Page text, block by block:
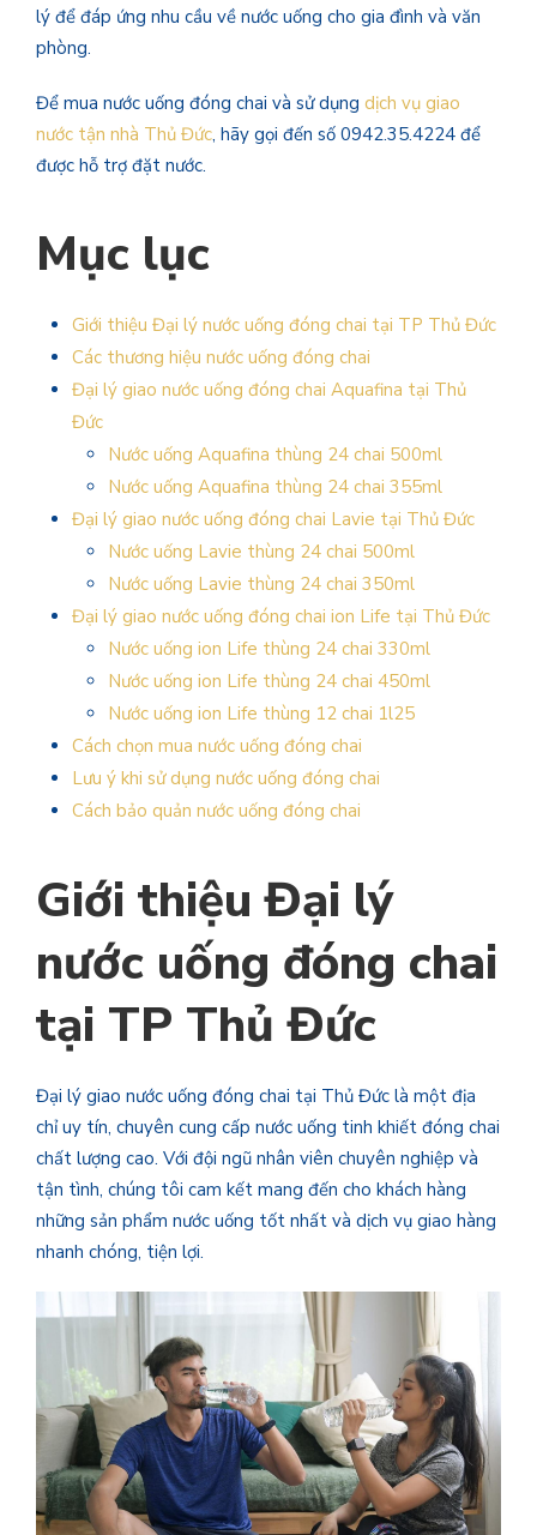
lý để đáp ứng nhu cầu về nước uống cho gia đình và văn
phòng.
Để mua nước uống đóng chai và sử dụng dịch vụ giao
nước tận nhà Thủ Đức, hãy gọi đến số 0942.35.4224 để
được hỗ trợ đặt nước.
Mục lục
Giới thiệu Đại lý nước uống đóng chai tại TP Thủ Đức
Các thương hiệu nước uống đóng chai
Đại lý giao nước uống đóng chai Aquafina tại Thủ
Đức
Nước uống Aquafina thùng 24 chai 500ml
Nước uống Aquafina thùng 24 chai 355ml
Đại lý giao nước uống đóng chai Lavie tại Thủ Đức
Nước uống Lavie thùng 24 chai 500ml
Nước uống Lavie thùng 24 chai 350ml
Đại lý giao nước uống đóng chai ion Life tại Thủ Đức
Nước uống ion Life thùng 24 chai 330ml
Nước uống ion Life thùng 24 chai 450ml
Nước uống ion Life thùng 12 chai 1l25
Cách chọn mua nước uống đóng chai
Lưu ý khi sử dụng nước uống đóng chai
Cách bảo quản nước uống đóng chai
Giới thiệu Đại lý
nước uống đóng chai
tại TP Thủ Đức
Đại lý giao nước uống đóng chai tại Thủ Đức là một địa
chỉ uy tín, chuyên cung cấp nước uống tinh khiết đóng chai
chất lượng cao. Với đội ngũ nhân viên chuyên nghiệp và
tận tình, chúng tôi cam kết mang đến cho khách hàng
những sản phẩm nước uống tốt nhất và dịch vụ giao hàng
nhanh chóng, tiện lợi.